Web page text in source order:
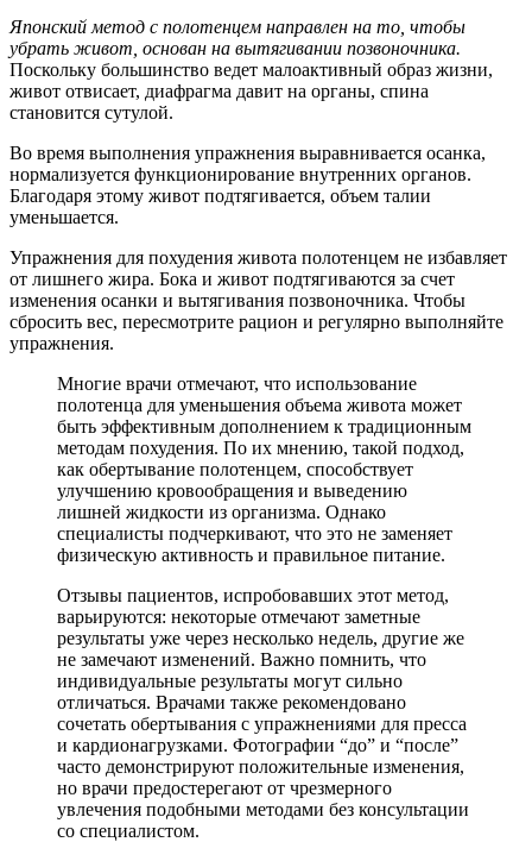
Японский метод с полотенцем направлен на то, чтобы
убрать живот, основан на вытягивании позвоночника.
Поскольку большинство ведет малоактивный образ жизни,
живот отвисает, диафрагма давит на органы, спина
становится сутулой.
Во время выполнения упражнения выравнивается осанка,
нормализуется функционирование внутренних органов.
Благодаря этому живот подтягивается, объем талии
уменьшается.
Упражнения для похудения живота полотенцем не избавляет
от лишнего жира. Бока и живот подтягиваются за счет
изменения осанки и вытягивания позвоночника. Чтобы
сбросить вес, пересмотрите рацион и регулярно выполняйте
упражнения.
Многие врачи отмечают, что использование
полотенца для уменьшения объема живота может
быть эффективным дополнением к традиционным
методам похудения. По их мнению, такой подход,
как обертывание полотенцем, способствует
улучшению кровообращения и выведению
лишней жидкости из организма. Однако
специалисты подчеркивают, что это не заменяет
физическую активность и правильное питание.
Отзывы пациентов, испробовавших этот метод,
варьируются: некоторые отмечают заметные
результаты уже через несколько недель, другие же
не замечают изменений. Важно помнить, что
индивидуальные результаты могут сильно
отличаться. Врачами также рекомендовано
сочетать обертывания с упражнениями для пресса
и кардионагрузками. Фотографии “до” и “после”
часто демонстрируют положительные изменения,
но врачи предостерегают от чрезмерного
увлечения подобными методами без консультации
со специалистом.